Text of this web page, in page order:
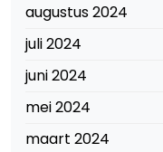
augustus 2024
juli 2024
juni 2024
mei 2024
maart 2024